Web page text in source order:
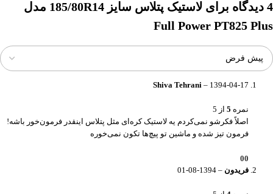
4 دیدگاه برای
لاستیک پتلاس سایز 185/80R14 مدل
Full Power PT825 Plus
Shiva Tehrani – 1394-04-17
نمره 5 از 5
اصلاً فکرشو نمی‌کردم یه لاستیک کره‌ای مثل پتلاس اینقدر فرمون‌خور باشه!
فرمون تیز شده و ماشین تو پیچ‌ها تکون نمی‌خوره
0
0
فریدون –
1394-08-01